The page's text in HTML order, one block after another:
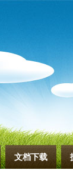
文档下载